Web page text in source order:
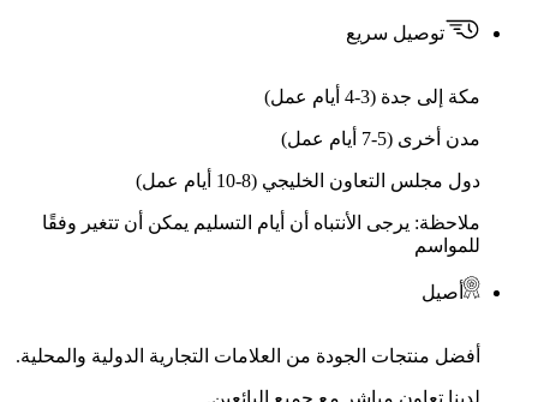
توصيل سريع
مكة إلى جدة (3-4 أيام عمل)
مدن أخرى (5-7 أيام عمل)
دول مجلس التعاون الخليجي (8-10 أيام عمل)
ملاحظة: يرجى الأنتباه أن أيام التسليم يمكن أن تتغير وفقًا
للمواسم
أصيل
أفضل منتجات الجودة من العلامات التجارية الدولية والمحلية.
لدينا تعاون مباشر مع جميع البائعين.